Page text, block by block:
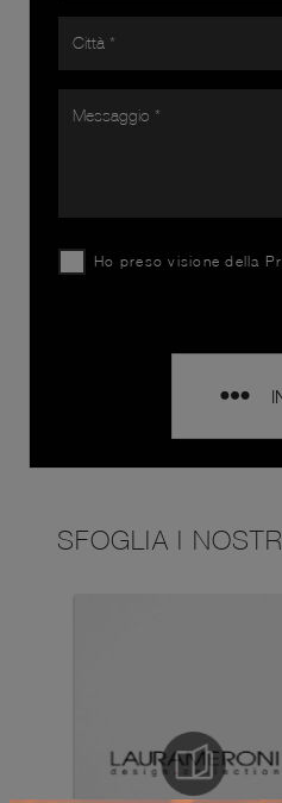
Ho preso visione della
SFOGLIA I